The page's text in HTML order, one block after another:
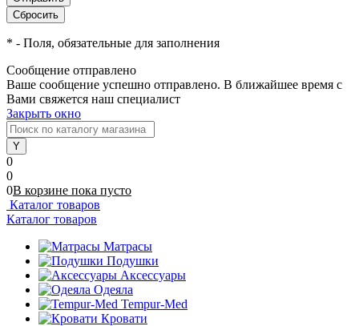
* - Поля, обязательные для заполнения
Сообщение отправлено
Ваше сообщение успешно отправлено. В ближайшее время с
Вами свяжется наш специалист
Закрыть окно
0
0
0В корзине пока пусто
Каталог товаров
Каталог товаров
Матрасы
Подушки
Аксессуары
Одеяла
Tempur-Med
Кровати